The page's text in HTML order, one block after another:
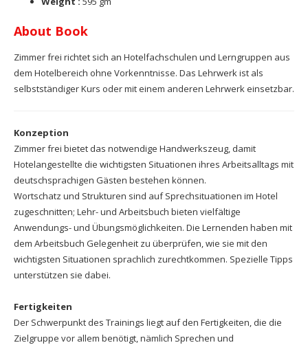
About Book
Zimmer frei richtet sich an Hotelfachschulen und Lerngruppen aus
dem Hotelbereich ohne Vorkenntnisse. Das Lehrwerk ist als
selbstständiger Kurs oder mit einem anderen Lehrwerk einsetzbar.
Konzeption
Zimmer frei bietet das notwendige Handwerkszeug, damit
Hotelangestellte die wichtigsten Situationen ihres Arbeitsalltags mit
deutschsprachigen Gästen bestehen können.
Wortschatz und Strukturen sind auf Sprechsituationen im Hotel
zugeschnitten; Lehr- und Arbeitsbuch bieten vielfältige
Anwendungs- und Übungsmöglichkeiten. Die Lernenden haben mit
dem Arbeitsbuch Gelegenheit zu überprüfen, wie sie mit den
wichtigsten Situationen sprachlich zurechtkommen. Spezielle Tipps
unterstützen sie dabei.
Fertigkeiten
Der Schwerpunkt des Trainings liegt auf den Fertigkeiten, die die
Zielgruppe vor allem benötigt, nämlich Sprechen und